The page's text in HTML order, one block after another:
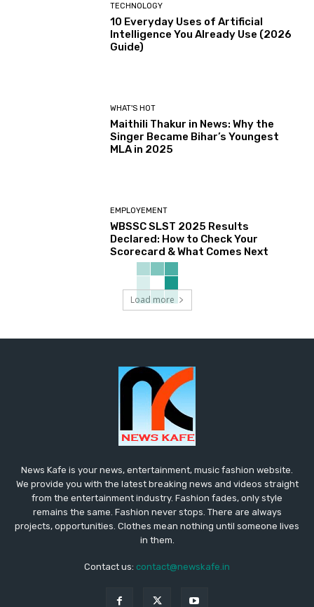
TECHNOLOGY
10 Everyday Uses of Artificial
Intelligence You Already Use (2026
Guide)
WHAT'S HOT
Maithili Thakur in News: Why the
Singer Became Bihar’s Youngest
MLA in 2025
EMPLOYEMENT
WBSSC SLST 2025 Results
Declared: How to Check Your
Scorecard & What Comes Next
Load more
News Kafe is your news, entertainment, music fashion website.
We provide you with the latest breaking news and videos straight
from the entertainment industry. Fashion fades, only style
remains the same. Fashion never stops. There are always
projects, opportunities. Clothes mean nothing until someone lives
in them.
Contact us: contact@newskafe.in